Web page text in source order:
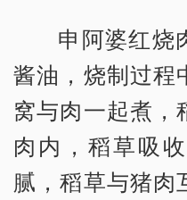
申阿婆红烧
酱油，烧制过程
窝与肉一起煮，
肉内，稻草吸
腻，稻草与猪肉